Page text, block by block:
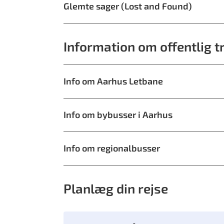
Glemte sager (Lost and Found)
Information om offentlig
Info om Aarhus Letbane
Info om bybusser i Aarhus
Info om regionalbusser
Planlæg din rejse